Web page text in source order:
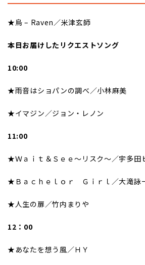
★烏 – Raven／米津玄師
本日お届けしたリクエストソング
10:00
★雨音はショパンの調べ／小林麻美
★イマジン／ジョン・レノン
11:00
★Ｗａｉｔ＆Ｓｅｅ〜リスク〜／宇多田
★Ｂａｃｈｅｌｏｒ Ｇｉｒｌ／大滝詠
★人生の扉／竹内まりや
12：00
★あなたを想う風／ＨＹ